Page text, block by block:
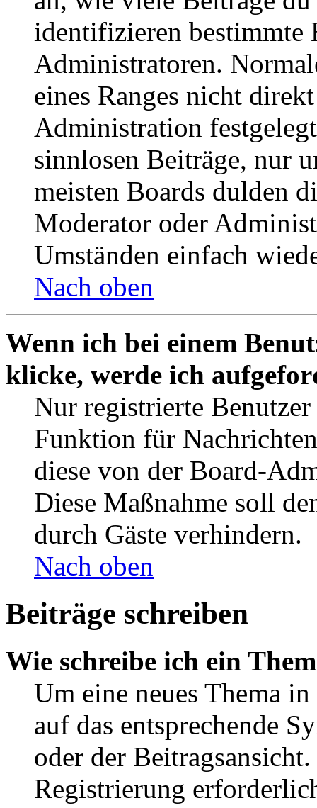
identifizieren bestimmte
Administratoren.
eines Ranges nicht
Administration
sinnlosen Beiträge, nur
meisten Boards dulden
Moderator oder
Umständen einfach
Nach oben
Wenn ich bei einem
klicke, werde ich
Nur registrierte
Funktion für
diese von der Board-
Diese Maßnahme soll
durch Gäste verhindern.
Nach oben
Beiträge schreiben
Wie schreibe ich ein
Um eine neues Thema
auf das entsprechende
oder der
Registrierung